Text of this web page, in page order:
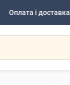
Оплата і доставка